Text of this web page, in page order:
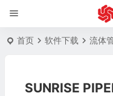
首页 软件下载 流体
SUNRISE